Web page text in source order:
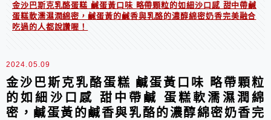
金沙巴斯克乳酪蛋糕 鹹蛋黃口味 略帶顆粒的如細沙口感 甜中帶鹹
蛋糕軟濡濕潤綿密，鹹蛋黃的鹹香與乳酪的濃醇綿密奶香完美融合
吃過的人都說讚喔！
2024.05.09
金沙巴斯克乳酪蛋糕 鹹蛋黃口味 略帶顆粒
的如細沙口感 甜中帶鹹 蛋糕軟濡濕潤綿
密，鹹蛋黃的鹹香與乳酪的濃醇綿密奶香完